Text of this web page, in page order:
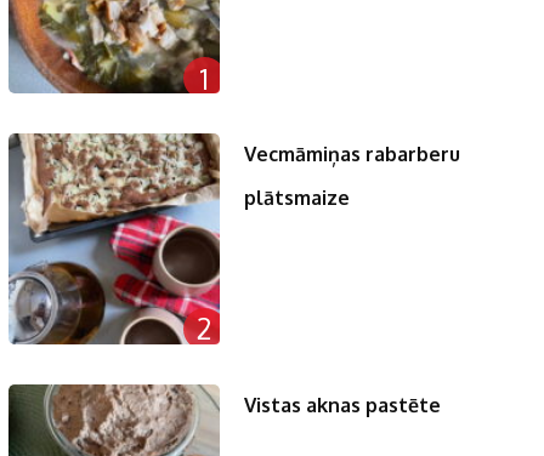
1
2
Vecmāmiņas rabarberu
plātsmaize
Vistas aknas pastēte